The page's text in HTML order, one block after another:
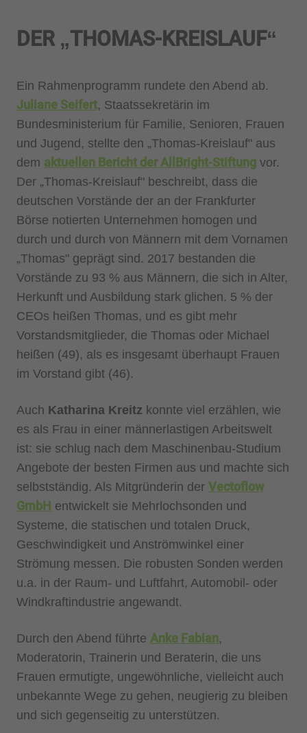
DER „THOMAS-KREISLAUF“
Ein Rahmenprogramm rundete den Abend ab.
Juliane Seifert, Staatssekretärin im
Bundesministerium für Familie, Senioren, Frauen
und Jugend, stellte den „Thomas-Kreislauf" aus
dem aktuellen Bericht der AllBright-Stiftung vor.
Der „Thomas-Kreislauf" beschreibt, dass die
deutschen Vorstände der an der Frankfurter
Börse notierten Unternehmen homogen und
durch und durch von Männern mit dem Vornamen
„Thomas" geprägt sind. 2017 bestanden die
Vorstände zu 93 % aus Männern, die sich in Alter,
Herkunft und Ausbildung stark glichen. 5 % der
CEOs heißen Thomas, und es gibt mehr
Vorstandsmitglieder, die Thomas oder Michael
heißen (49), als es insgesamt überhaupt Frauen
im Vorstand gibt (46).
Auch Katharina Kreitz konnte viel erzählen, wie
es als Frau in einer männerlastigen Arbeitswelt
ist: sie schlug nach dem Maschinenbau-Studium
Angebote der besten Firmen aus und machte sich
selbstständig. Als Mitgründerin der Vectoflow
GmbH entwickelt sie Mehrlochsonden und
Systeme, die statischen und totalen Druck,
Geschwindigkeit und Anströmwinkel einer
Strömung messen. Die robusten Sonden werden
u.a. in der Raum- und Luftfahrt, Automobil- oder
Windkraftindustrie angewandt.
Durch den Abend führte Anke Fabian,
Moderatorin, Trainerin und Beraterin, die uns
Frauen ermutigte, ungewöhnliche, vielleicht auch
unbekannte Wege zu gehen, neugierig zu bleiben
und sich gegenseitig zu unterstützen.